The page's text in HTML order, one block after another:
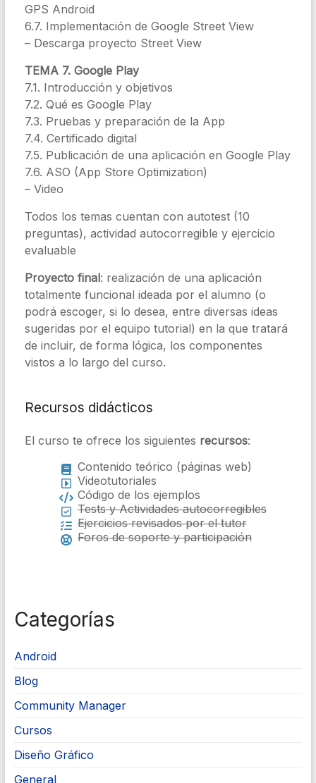
GPS Android
6.7. Implementación de Google Street View
– Descarga proyecto Street View
TEMA 7. Google Play
7.1. Introducción y objetivos
7.2. Qué es Google Play
7.3. Pruebas y preparación de la App
7.4. Certificado digital
7.5. Publicación de una aplicación en Google Play
7.6. ASO (App Store Optimization)
– Video
Todos los temas cuentan con autotest (10
preguntas), actividad autocorregible y ejercicio
evaluable
Proyecto final: realización de una aplicación
totalmente funcional ideada por el alumno (o
podrá escoger, si lo desea, entre diversas ideas
sugeridas por el equipo tutorial) en la que tratará
de incluir, de forma lógica, los componentes
vistos a lo largo del curso.
Recursos didácticos
El curso te ofrece los siguientes recursos:
Contenido teórico (páginas web)
Videotutoriales
Código de los ejemplos
Tests y Actividades autocorregibles
Ejercicios revisados por el tutor
Foros de soporte y participación
Categorías
Android
Blog
Community Manager
Cursos
Diseño Gráfico
General